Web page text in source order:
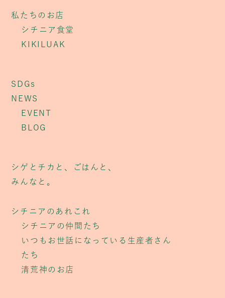
私たちのお店
シチニア食堂
KIKILUAK
SDGs
NEWS
EVENT
BLOG
シゲとチカと、ごはんと、
みんなと。
シチニアのあれこれ
シチニアの仲間たち
いつもお世話になっている生産者さん
たち
清荒神のお店